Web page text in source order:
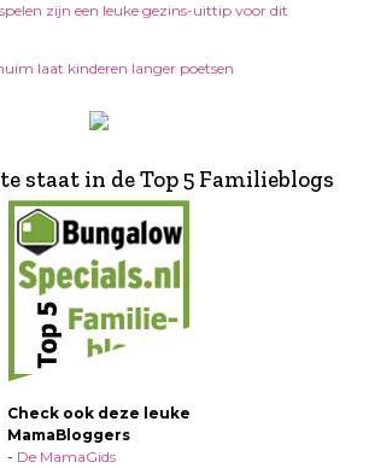
zijn een leuke gezins-uittip voor dit
laat kinderen langer poetsen
staat in de Top 5 Familieblogs
Check ook deze leuke
MamaBloggers
- De MamaGids